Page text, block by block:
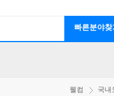
빠른분야찾
웰컴 국내